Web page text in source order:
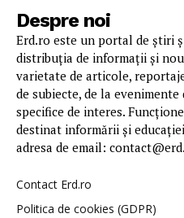
Despre noi
Erd.ro este un portal de știri
distribuția de informații și
varietate de articole,
de subiecte, de la
specifice de interes.
destinat informării și
adresa de email:
Contact Erd.ro
Politica de cookies (GDPR)